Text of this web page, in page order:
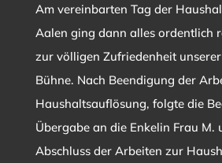
Am vereinbarten Tag der
Aalen ging dann alles ordentlich
zur völligen Zufriedenheit
Bühne. Nach Beendigung der
Haushaltsauflösung, folgte die
Übergabe an die Enkelin Frau M.
Abschluss der Arbeiten zur